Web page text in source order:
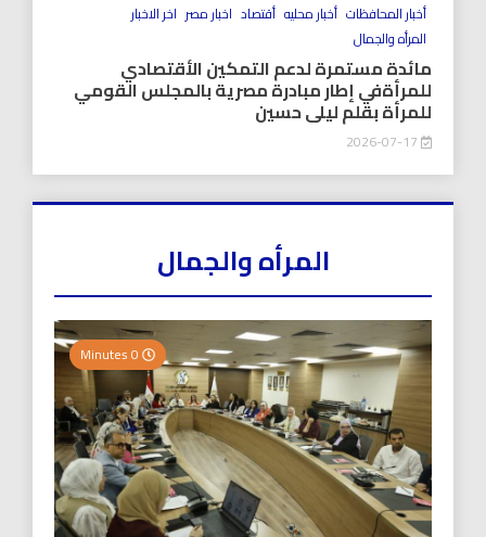
أخبار المحافظات أخبار محليه أقتصاد اخبار مصر اخر الاخبار
المرأه والجمال
مائدة مستمرة لدعم التمكين الأقتصادي
للمرأةفي إطار مبادرة مصرية بالمجلس القومي
للمرأة بقلم ليلى حسين
المرأه والجمال